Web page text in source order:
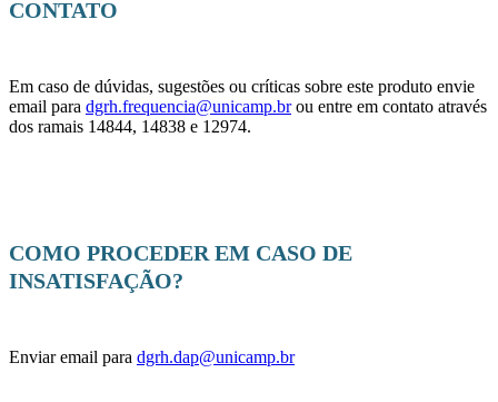
CONTATO
Em caso de dúvidas, sugestões ou críticas sobre este produto envie
email para dgrh.frequencia@unicamp.brou entre em contato através
dos ramais 14844, 14838 e 12974.
COMO PROCEDER EM CASO DE
INSATISFAÇÃO?
Enviar email para dgrh.dap@unicamp.br